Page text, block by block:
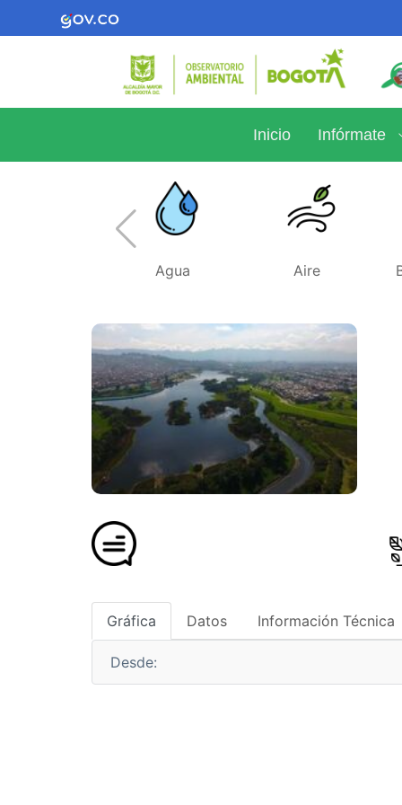
Inicio Infórmate
Agua Aire
Gráfica Datos Información Técnica
Desde: